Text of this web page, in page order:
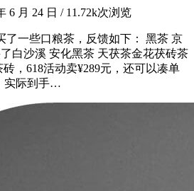
6 月 24 日 /11.72k次浏览
了一些口粮茶，反馈如下： 黑茶 京
白沙溪 安化黑茶 天茯茶金花茯砖茶
，618活动卖¥289元，还可以凑单
实际到手…